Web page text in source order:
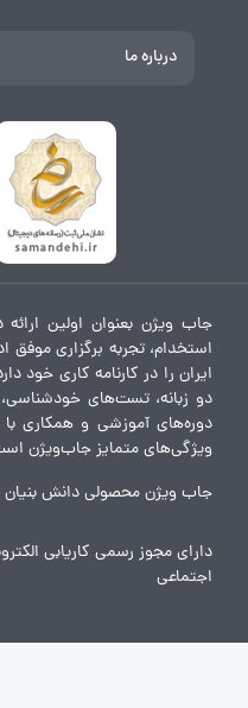
درباره ما
جاب ویژن بعنوان اولین
استخدام، تجربه برگزاری
ایران را در کارنامه کاری خود
دو زبانه، تست‌های
دوره‌های آموزشی و همکاری با
ویژگی‌های متمایز جاب‌ویژن
جاب ویژن محصولی دانش
دارای مجوز رسمی کاریابی
اجتماعی